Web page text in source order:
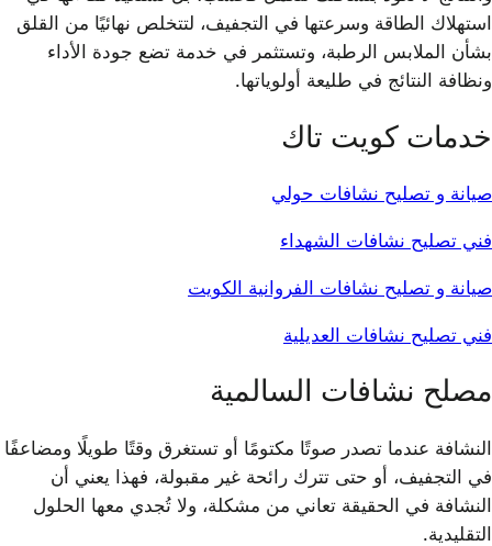
استهلاك الطاقة وسرعتها في التجفيف، لتتخلص نهائيًا من القلق
بشأن الملابس الرطبة، وتستثمر في خدمة تضع جودة الأداء
ونظافة النتائج في طليعة أولوياتها.
خدمات كويت تاك
صيانة و تصليح نشافات حولي
فني تصليح نشافات الشهداء
صيانة و تصليح نشافات الفروانية الكويت
فني تصليح نشافات العديلية
مصلح نشافات السالمية
النشافة عندما تصدر صوتًا مكتومًا أو تستغرق وقتًا طويلًا ومضاعفًا
في التجفيف، أو حتى تترك رائحة غير مقبولة، فهذا يعني أن
النشافة في الحقيقة تعاني من مشكلة، ولا تُجدي معها الحلول
التقليدية.